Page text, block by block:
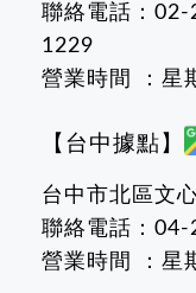
聯絡電話：
1229
營業時間 ：星
【台中據點】
台中市北區文
聯絡電話：
營業時間 ：星